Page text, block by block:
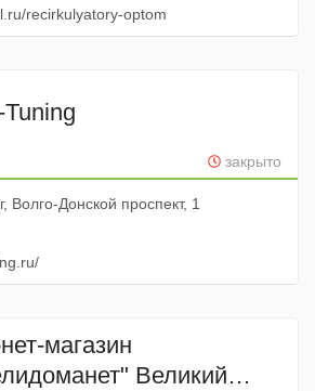
recirkulyatory-optom
закрыто
Волго-Донской проспект, 1
магазин
Великий